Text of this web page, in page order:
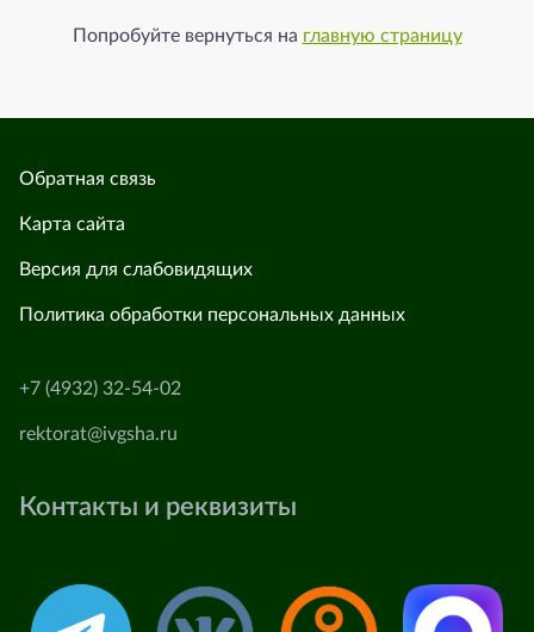
Попробуйте вернуться на главную страницу
Обратная связь
Карта сайта
Версия для слабовидящих
Политика обработки персональных данных
+7 (4932) 32-54-02
rektorat@ivgsha.ru
Контакты и реквизиты